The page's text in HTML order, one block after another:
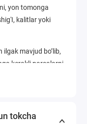
yon tomonga
kalitlar yoki
mavjud bo’lib,
kerakli narsalarni
ko'rsatma
Uydagi tartibni
tokcha